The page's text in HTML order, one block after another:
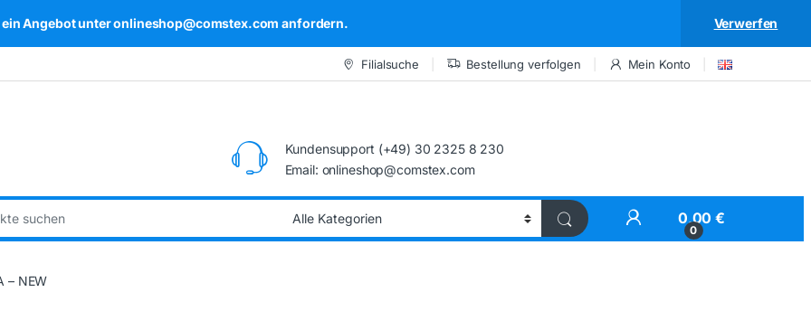
Angebot unter onlineshop@comstex.com anfordern. Verwerfen
Filialsuche Bestellung verfolgen Mein Konto
Kundensupport (+49) 30 2325 8 230
Email: onlineshop@comstex.com
My Account
0
0,00€
– NEW